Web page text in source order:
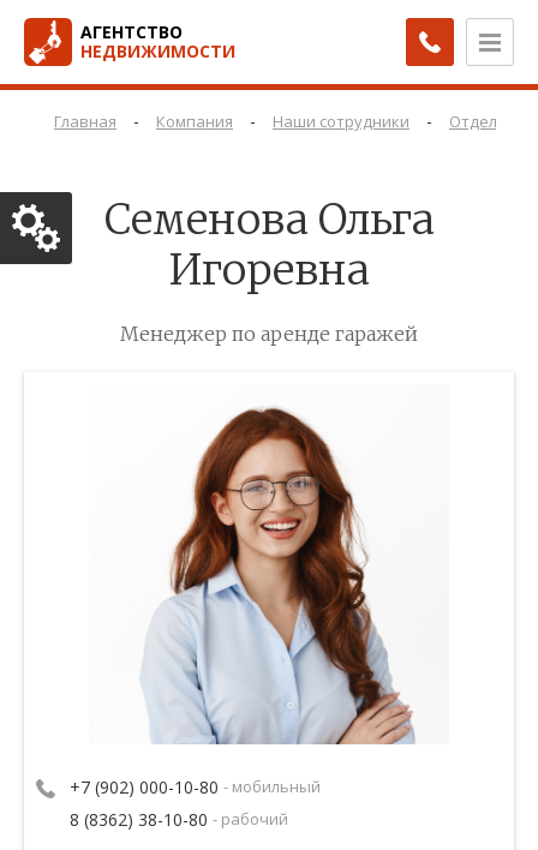
АГЕНТСТВО
НЕДВИЖИМОСТИ
Главная - Компания - Наши сотрудники - Отдел
Семенова Ольга
Игоревна
Менеджер по аренде гаражей
+7 (902) 000-10-80 - мобильный
8 (8362) 38-10-80 - рабочий